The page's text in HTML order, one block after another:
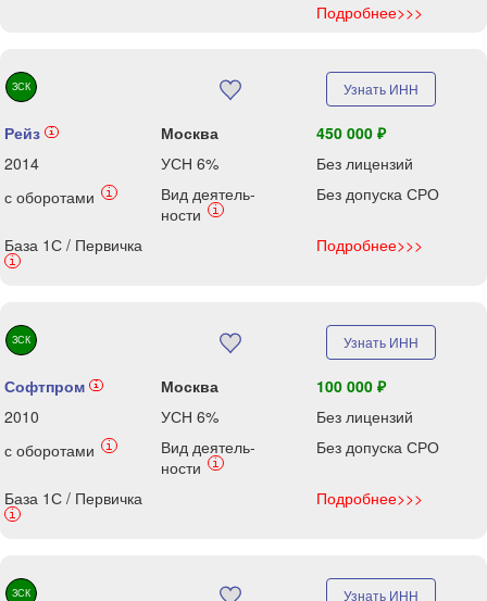
Подробнее>>>
ЗСК Узнать ИНН
Рейз i Москва
450 000 ₽
2014
УСН 6%
Без лицензий
с оборотами
i
Вид деятель-
ности
i
Без допуска СРО
База 1С / Первичка
i
Подробнее>>>
ЗСК Узнать ИНН
Софтпром i Москва
100 000 ₽
2010
УСН 6%
Без лицензий
с оборотами
i
Вид деятель-
ности
i
Без допуска СРО
База 1С / Первичка
i
Подробнее>>>
ЗСК Узнать ИНН